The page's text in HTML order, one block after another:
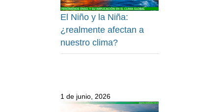
El Niño y la Niña:
¿realmente afectan a
nuestro clima?
1 de junio, 2026